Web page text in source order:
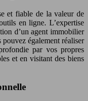
et fiable de la valeur de
en ligne. L’expertise
d’un agent immobilier
également réaliser
par vos propres
et en visitant des biens